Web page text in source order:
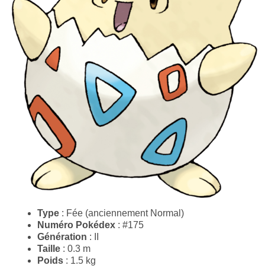
Type : Fée (anciennement Normal)
Numéro Pokédex : #175
Génération : II
Taille : 0.3 m
Poids : 1.5 kg